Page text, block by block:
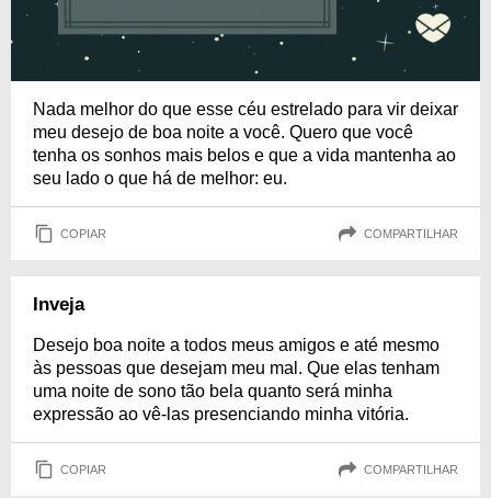
Nada melhor do que esse céu estrelado para vir deixar
meu desejo de boa noite a você. Quero que você
tenha os sonhos mais belos e que a vida mantenha ao
seu lado o que há de melhor: eu.
COPIAR COMPARTILHAR
Inveja
Desejo boa noite a todos meus amigos e até mesmo
às pessoas que desejam meu mal. Que elas tenham
uma noite de sono tão bela quanto será minha
expressão ao vê-las presenciando minha vitória.
COPIAR COMPARTILHAR